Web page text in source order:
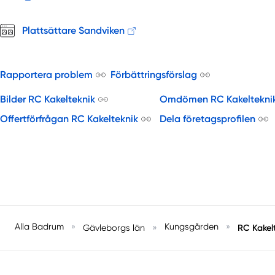
Plattsättare Sandviken
Rapportera problem Förbättringsförslag
Bilder RC Kakelteknik
Omdömen RC
Offertförfrågan RC Kakelteknik
Dela företagsprofilen
Alla Badrum » Gävleborgs län » Kungsgården » RC